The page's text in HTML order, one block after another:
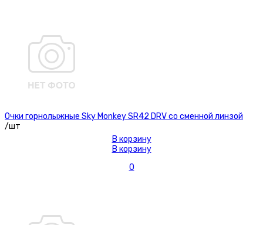
Очки горнолыжные Sky Monkey SR42 DRV со сменной линзой
/шт
В корзину
В корзину
0